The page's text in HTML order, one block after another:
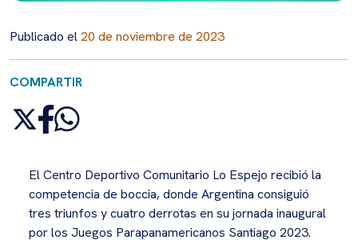
Publicado el20 de noviembre de 2023
COMPARTIR
El Centro Deportivo Comunitario Lo Espejo recibió la
competencia de boccia, donde Argentina consiguió
tres triunfos y cuatro derrotas en su jornada inaugural
por los Juegos Parapanamericanos Santiago 2023.